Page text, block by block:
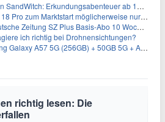
Erkundungsabenteuer ab 13.08. gratis im Epic Games Store
zum Marktstart möglicherweise nur begrenzt verfügbar
Zeitung SZ Plus Basis-Abo 10 Wochen für 10€
ich richtig bei Drohnensichtungen?
5G (256GB) + 50GB 5G + Alles-Flat im Vodafone-Netz für 19,99€/Monat – eff. 2,36€/Monat
richtig lesen: Die